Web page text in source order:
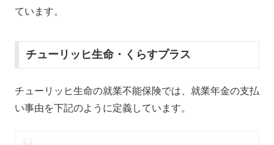
ています。
チューリッヒ生命・くらすプラス
チューリッヒ生命の就業不能保険では、就業年金の支払
い事由を下記のように定義しています。